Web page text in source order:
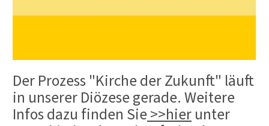
Der Prozess "Kirche der Zukunft" läuft
in unserer Diözese gerade. Weitere
Infos dazu finden Sie>>hier unter